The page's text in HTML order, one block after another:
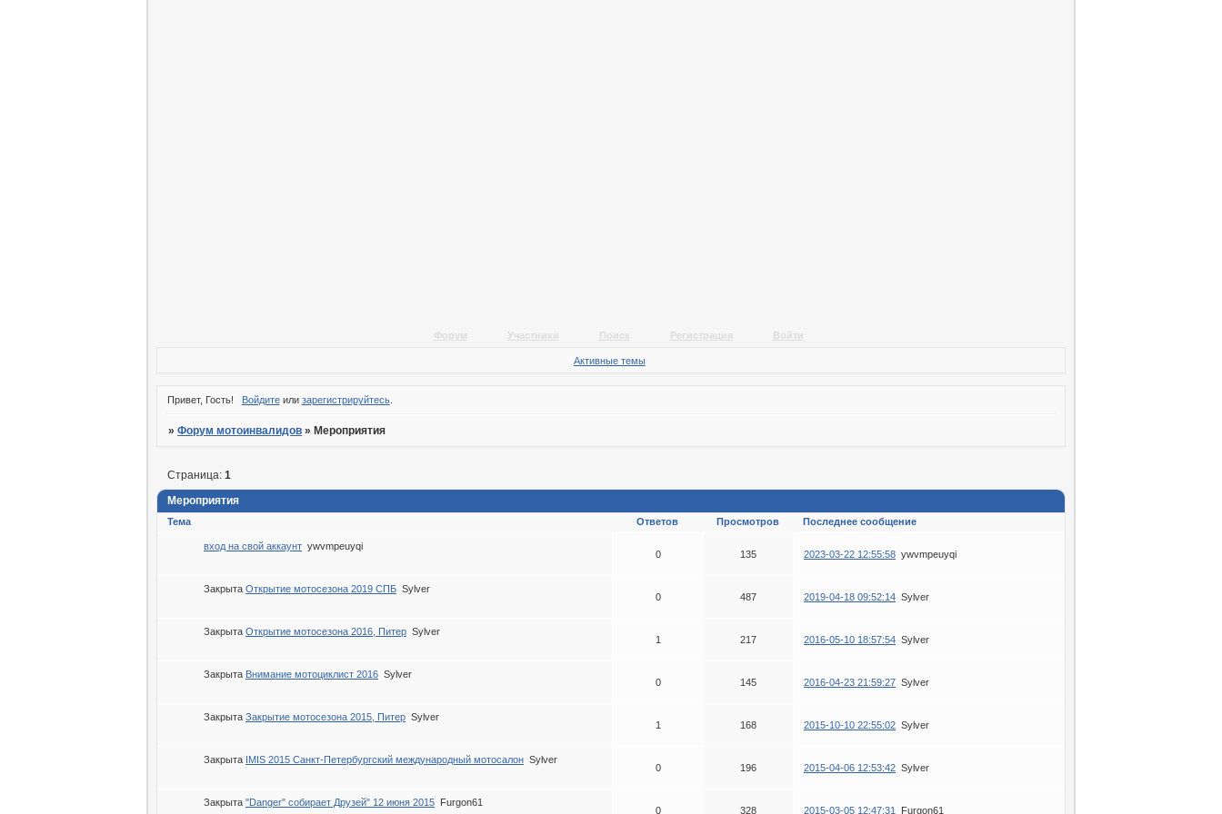
Форум Участники Поиск Регистрация Войти
Активные темы
Привет, Гость! Войдитеили зарегистрируйтесь.
»Форум мотоинвалидов » Мероприятия
Мероприятия
Страница:1
Тема Ответов Просмотров Последнее сообщение
вход на свой аккаунт ywvmpeuyqi
0 135 2023-03-22 12:55:58 ywvmpeuyqi
Закрыта Открытие мотосезона 2019 СПБ Sylver
0 487 2019-04-18 09:52:14 Sylver
Закрыта Открытие мотосезона 2016, Питер Sylver
1 217 2016-05-10 18:57:54 Sylver
Закрыта Внимание мотоциклист 2016 Sylver
0 145 2016-04-23 21:59:27 Sylver
Закрыта Закрытие мотосезона 2015, Питер Sylver
1 168 2015-10-10 22:55:02 Sylver
Закрыта IMIS 2015 Санкт-Петербургский международный мотосалон Sylver
0 196 2015-04-06 12:53:42 Sylver
Закрыта "Danger" собирает Друзей" 12 июня 2015 Furgon61
0 328 2015-03-05 12:47:31 Furgon61